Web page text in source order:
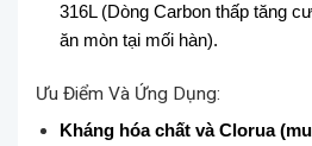
316L (Dòng Carbon thấp tăng
ăn mòn tại mối hàn).
Ưu Điểm Và Ứng Dụng:
Kháng hóa chất và Clorua